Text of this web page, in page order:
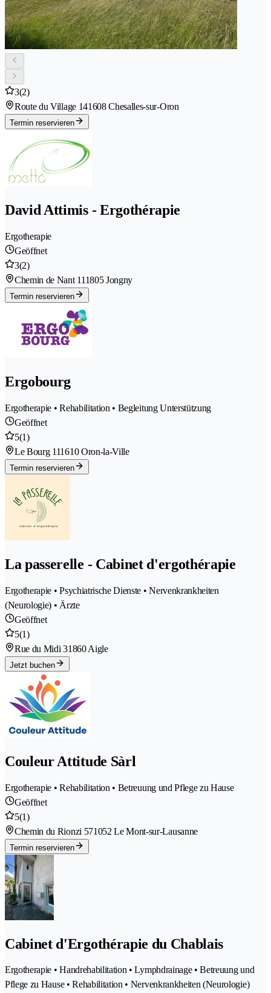
3(2)
Route du Village 141608 Chesalles-sur-Oron
Termin reservieren
David Attimis - Ergothérapie
Ergotherapie
Geöffnet
3(2)
Chemin de Nant 111805 Jongny
Termin reservieren
Ergobourg
Ergotherapie • Rehabilitation • Begleitung Unterstützung
Geöffnet
5(1)
Le Bourg 111610 Oron-la-Ville
Termin reservieren
La passerelle - Cabinet d'ergothérapie
Ergotherapie • Psychiatrische Dienste • Nervenkrankheiten
(Neurologie) • Ärzte
Geöffnet
5(1)
Rue du Midi 31860 Aigle
Jetzt buchen
Couleur Attitude Sàrl
Ergotherapie • Rehabilitation • Betreuung und Pflege zu Hause
Geöffnet
5(1)
Chemin du Rionzi 571052 Le Mont-sur-Lausanne
Termin reservieren
Cabinet d'Ergothérapie du Chablais
Ergotherapie • Handrehabilitation • Lymphdrainage • Betreuung und
Pflege zu Hause • Rehabilitation • Nervenkrankheiten (Neurologie)